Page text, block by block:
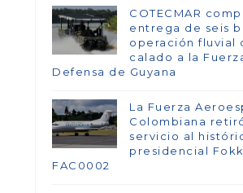
COTECMAR
entrega de seis
operación fluvial
calado a la
Defensa de Guyana
La Fuerza
Colombiana
servicio al
presidencial
FAC0002